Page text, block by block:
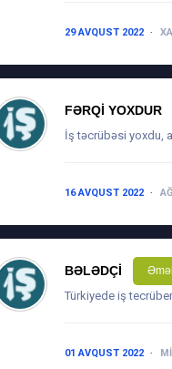
29 AVQUST 2022
FƏRQI YOXDUR
İş təcrübəsi yoxdu,
16 AVQUST 2022
BƏLƏDÇI
Türkiyede iş
01 AVQUST 2022